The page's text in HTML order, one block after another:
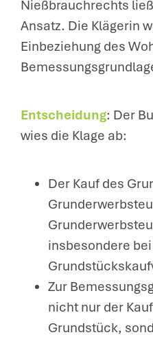
Nießbrauchrechts
Ansatz. Die Klägerin
Einbeziehung des
Entscheidung: Der
wies die Klage ab:
Der Kauf des
insbesondere
Zur
nicht nur der
Grundstück,